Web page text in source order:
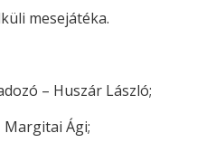
mesejátéka.
– Huszár László;
Margitai Ági;